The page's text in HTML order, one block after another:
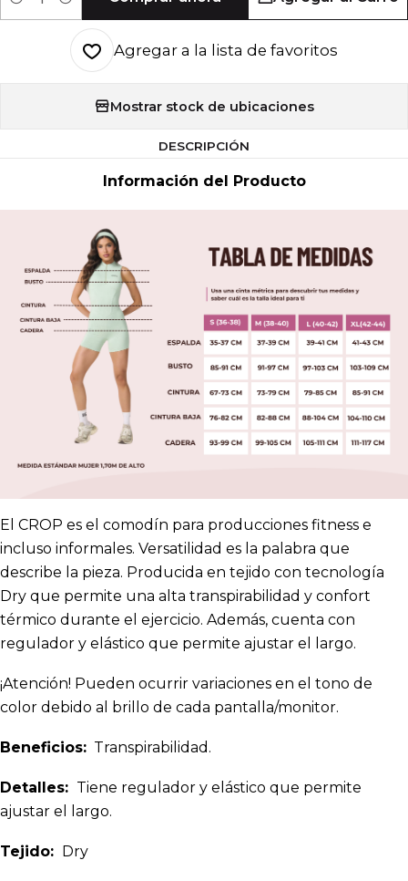
Cantidad
Agregar a la lista de favoritos
Mostrar stock de ubicaciones
DESCRIPCIÓN
Información del Producto
El CROP es el comodín para producciones fitness e
incluso informales. Versatilidad es la palabra que
describe la pieza. Producida en tejido con tecnología
Dry que permite una alta transpirabilidad y confort
térmico durante el ejercicio. Además, cuenta con
regulador y elástico que permite ajustar el largo.
¡Atención! Pueden ocurrir variaciones en el tono de
color debido al brillo de cada pantalla/monitor.
Beneficios: Transpirabilidad.
Detalles: Tiene regulador y elástico que permite
ajustar el largo.
Tejido: Dry